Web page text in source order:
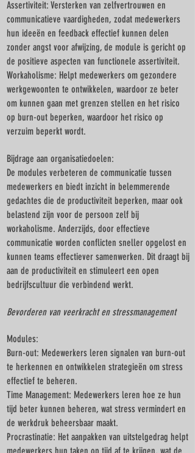
Assertiviteit: Versterken van zelfvertrouwen en
communicatieve vaardigheden, zodat medewerkers
hun ideeën en feedback effectief kunnen delen
zonder angst voor afwijzing, de module is gericht op
de positieve aspecten van functionele assertiviteit.
Workaholisme: Helpt medewerkers om gezondere
werkgewoonten te ontwikkelen, waardoor ze beter
om kunnen gaan met grenzen stellen en het risico
op burn-out beperken, waardoor het risico op
verzuim beperkt wordt.
Bijdrage aan organisatiedoelen:
De modules verbeteren de communicatie tussen
medewerkers en biedt inzicht in belemmerende
gedachtes die de productiviteit beperken, maar ook
belastend zijn voor de persoon zelf bij
workaholisme. Anderzijds, door effectieve
communicatie worden conflicten sneller opgelost en
kunnen teams effectiever samenwerken. Dit draagt bij
aan de productiviteit en stimuleert een open
bedrijfscultuur die verbindend werkt.
Bevorderen van veerkracht en stressmanagement
Modules:
Burn-out: Medewerkers leren signalen van burn-out
te herkennen en ontwikkelen strategieën om stress
effectief te beheren.
Time Management: Medewerkers leren hoe ze hun
tijd beter kunnen beheren, wat stress vermindert en
de werkdruk beheersbaar maakt.
Procrastinatie: Het aanpakken van uitstelgedrag helpt